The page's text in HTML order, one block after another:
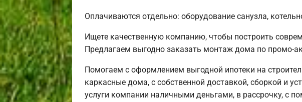
Оплачиваются отдельно: оборудование санузла,
Ищете качественную компанию, чтобы построить
Предлагаем выгодно заказать монтаж дома по промо-
Помогаем с оформлением выгодной ипотеки на
каркасные дома, с собственной доставкой, сборкой и
услуги компании наличными деньгами, в рассрочку, с